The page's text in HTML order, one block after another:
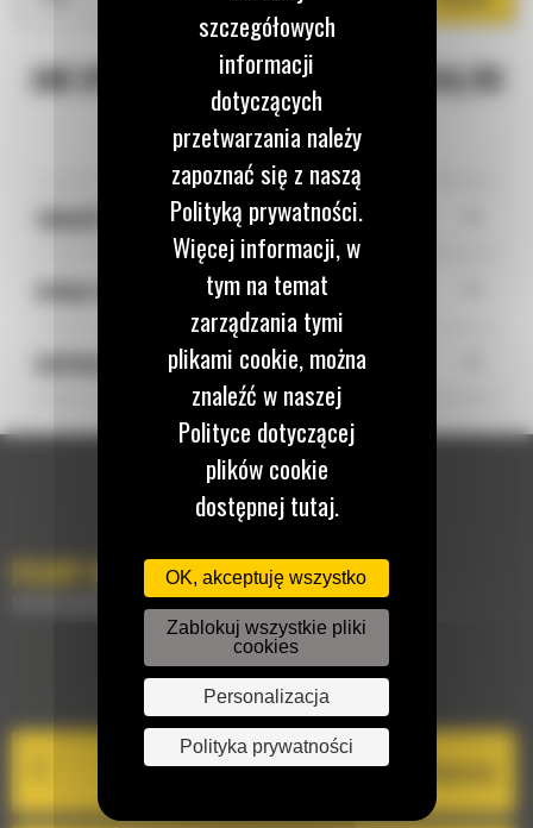
JAK SPRAWDZIĆ CZY CZĘŚCI PASUJĄ DO
TWOJEJ MASZYNY?
ZNAJDŹ NUMER SERYJNY
DODAJ NUMER SERYJNY
DOPASUJ PO MODELU
FILMY INSTRUKTAŻOWE
Sprawdź jak korzystać z sklepu PARTS.CAT.COM
PIERWSZE ZAMÓWIENIE
O platformie zakupowej
szczegółowych
informacji
dotyczących
przetwarzania należy
zapoznać się z naszą
Polityką prywatności.
Więcej informacji, w
tym na temat
zarządzania tymi
plikami cookie, można
znaleźć w naszej
Polityce dotyczącej
plików cookie
dostępnej tutaj.
OK, akceptuję wszystko
Zablokuj wszystkie pliki
cookies
Personalizacja
Polityka prywatności